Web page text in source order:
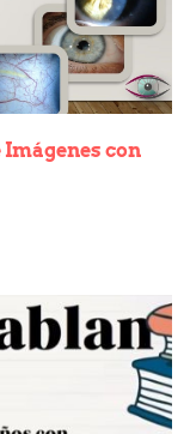
Imágenes con